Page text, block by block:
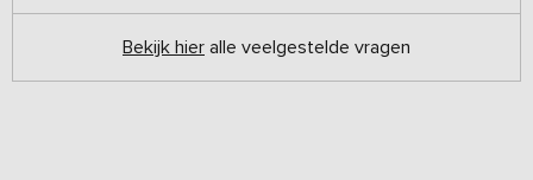
Bekijk hier alle veelgestelde vragen